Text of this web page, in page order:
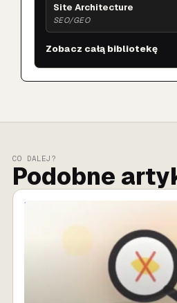
Site Architecture
SEO/GEO
Zobacz całą bibliotekę
CO DALEJ?
Podobne
MARKETING AI